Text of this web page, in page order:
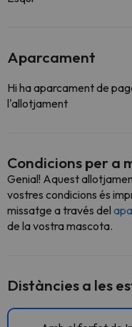
Aparcament
Hi ha aparcament de
l'allotjament
Condicions per a
Genial! Aquest
vostres condicions és
missatge a través del
de la vostra mascota.
Distàncies a les